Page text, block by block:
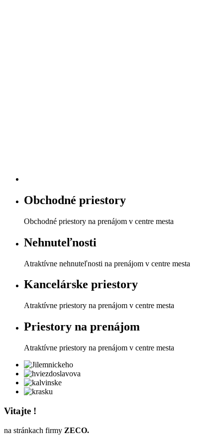
Obchodné priestory
Obchodné priestory na prenájom v centre mesta
Nehnuteľnosti
Atraktívne nehnuteľnosti na prenájom v centre mesta
Kancelárske priestory
Atraktívne priestory na prenájom v centre mesta
Priestory na prenájom
Atraktívne priestory na prenájom v centre mesta
Vitajte !
na stránkach firmy ZECO.